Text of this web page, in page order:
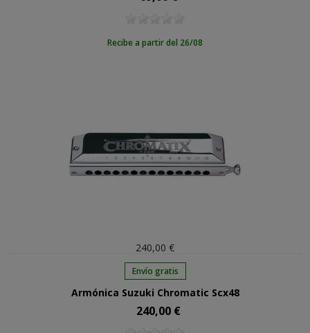
Recibe a partir del 26/08
240,00 €
Envío gratis
Armónica Suzuki Chromatic Scx48
Precio
240,00 €